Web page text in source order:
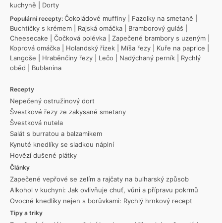
kuchyně
Dorty
Populární recepty: Čokoládové muffiny Fazolky na smetaně
Buchtičky s krémem
Rajská omáčka Bramborový guláš
Cheesecake
Čočková polévka Zapečené brambory s uzeným
Koprová omáčka
Holandský řízek Míša řezy Kuře na paprice
Langoše
Hraběnčiny řezy Lečo Nadýchaný perník
Rychlý
oběd
Bublanina
Recepty
Nepečený ostružinový dort
Švestkové řezy ze zakysané smetany
Švestková nutela
Salát s burratou a balzamikem
Kynuté knedlíky se sladkou náplní
Hovězí dušené plátky
Články
Zapečené vepřové se zelím a rajčaty na bulharský způsob
Alkohol v kuchyni: Jak ovlivňuje chuť, vůni a přípravu pokrmů
Ovocné knedlíky nejen s borůvkami: Rychlý hrnkový recept
Tipy a triky